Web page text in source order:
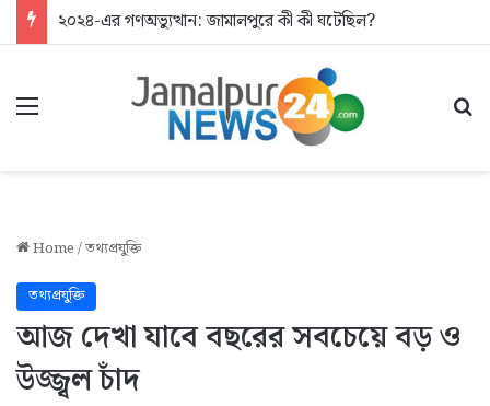
২০২৪-এর গণঅভ্যুত্থান: জামালপুরে কী কী ঘটেছিল?
Menu
Home/তথ্যপ্রযুক্তি
তথ্যপ্রযুক্তি
আজ দেখা যাবে বছরের সবচেয়ে বড় ও
উজ্জ্বল চাঁদ